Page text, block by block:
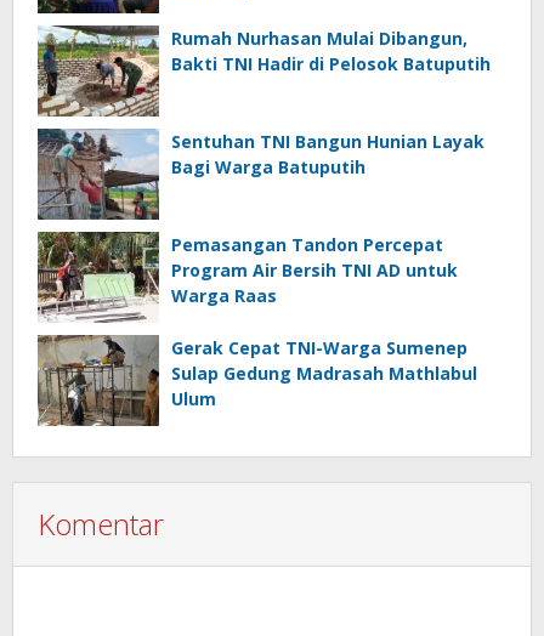
Rumah Nurhasan Mulai Dibangun,
Bakti TNI Hadir di Pelosok Batuputih
Sentuhan TNI Bangun Hunian Layak
Bagi Warga Batuputih
Pemasangan Tandon Percepat
Program Air Bersih TNI AD untuk
Warga Raas
Gerak Cepat TNI-Warga Sumenep
Sulap Gedung Madrasah Mathlabul
Ulum
Komentar